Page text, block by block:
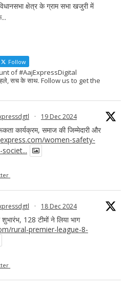
क्षेत्र के ग्राम सभा खजुरी में
Follow
of #AajExpressDigital
सच के साथ. Follow us to get the
· 19 Dec 2024
कार्यक्रम, समाज की जिम्मेदारी और
women-safety-
· 18 Dec 2024
शुभारंभ, 128 टीमों ने लिया भाग
rural-premier-league-8-